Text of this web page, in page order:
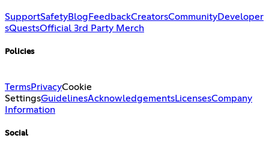
SupportSafetyBlog FeedbackCreatorsCommunityDeveloper
sQuestsOfficial 3rd Party Merch
Policies
TermsPrivacyCookie
SettingsGuidelinesAcknowledgementsLicensesCompany
Information
Social